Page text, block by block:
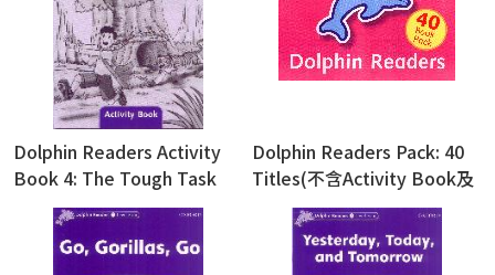
Dolphin Readers Activity
Book 4: The Tough Task
Dolphin Readers Pack: 40
Titles(不含Activity Book及